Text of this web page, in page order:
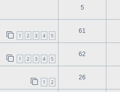
5
1 2 3 4 5
61
1 2 3 4 5
62
1 2
26